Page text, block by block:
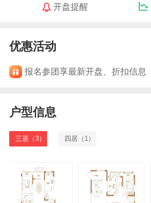
开盘提醒
优惠活动
报名参团享最新开盘、折扣信息
户型信息
三居（3） 四居（1）